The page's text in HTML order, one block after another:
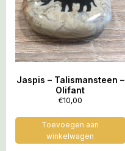
Jaspis – Talismansteen –
Olifant
€10,00
Toevoegen aan
winkelwagen